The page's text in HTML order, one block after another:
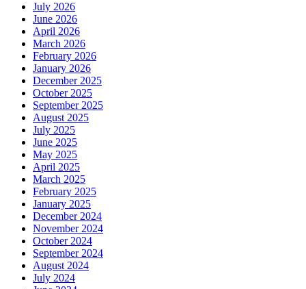
July 2026
June 2026
April 2026
March 2026
February 2026
January 2026
December 2025
October 2025
September 2025
August 2025
July 2025
June 2025
May 2025
April 2025
March 2025
February 2025
January 2025
December 2024
November 2024
October 2024
September 2024
August 2024
July 2024